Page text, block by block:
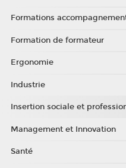
Formations
Formation de formateur
Ergonomie
Industrie
Insertion sociale et
Management et Innovation
Santé